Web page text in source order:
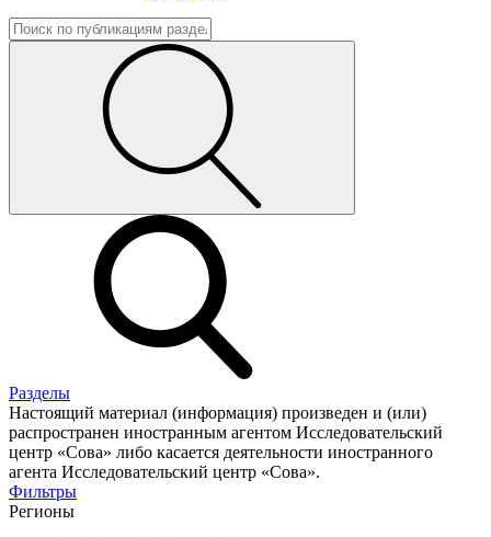
Разделы
Настоящий материал (информация) произведен и (или)
распространен иностранным агентом Исследовательский
центр «Сова» либо касается деятельности иностранного
агента Исследовательский центр «Сова».
Фильтры
Регионы